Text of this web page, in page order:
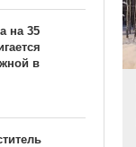
на 35
в